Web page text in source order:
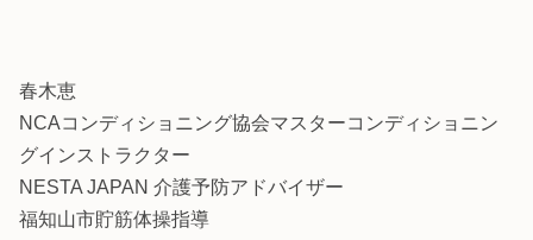
春木恵
NCAコンディショニング協会マスターコンディショニン
グインストラクター
NESTA JAPAN 介護予防アドバイザー
福知山市貯筋体操指導